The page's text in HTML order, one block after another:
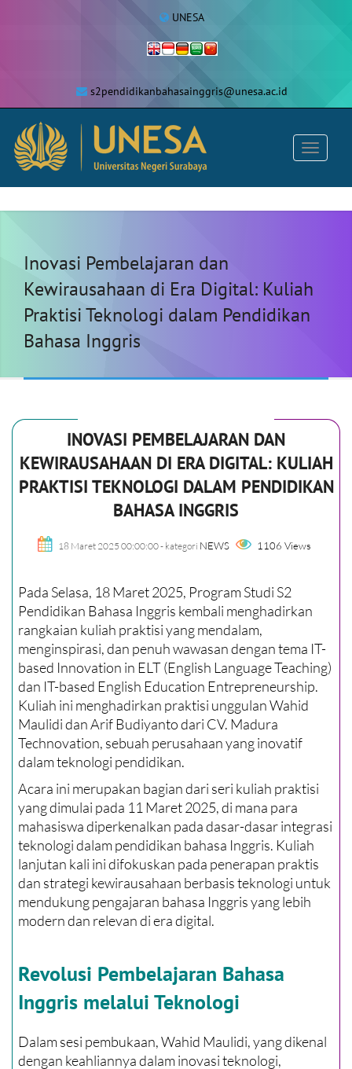
UNESA
s2pendidikanbahasainggris@unesa.ac.id
Inovasi Pembelajaran dan
Kewirausahaan di Era Digital: Kuliah
Praktisi Teknologi dalam Pendidikan
Bahasa Inggris
INOVASI PEMBELAJARAN DAN
KEWIRAUSAHAAN DI ERA DIGITAL: KULIAH
PRAKTISI TEKNOLOGI DALAM PENDIDIKAN
BAHASA INGGRIS
18 Maret 2025 00:00:00- kategori NEWS 1106 Views
Pada Selasa, 18 Maret 2025, Program Studi S2
Pendidikan Bahasa Inggris kembali menghadirkan
rangkaian kuliah praktisi yang mendalam,
menginspirasi, dan penuh wawasan dengan tema IT-
based Innovation in ELT (English Language Teaching)
dan IT-based English Education Entrepreneurship.
Kuliah ini menghadirkan praktisi unggulan Wahid
Maulidi dan Arif Budiyanto dari CV. Madura
Technovation, sebuah perusahaan yang inovatif
dalam teknologi pendidikan.
Acara ini merupakan bagian dari seri kuliah praktisi
yang dimulai pada 11 Maret 2025, di mana para
mahasiswa diperkenalkan pada dasar-dasar integrasi
teknologi dalam pendidikan bahasa Inggris. Kuliah
lanjutan kali ini difokuskan pada penerapan praktis
dan strategi kewirausahaan berbasis teknologi untuk
mendukung pengajaran bahasa Inggris yang lebih
modern dan relevan di era digital.
Revolusi Pembelajaran Bahasa
Inggris melalui Teknologi
Dalam sesi pembukaan, Wahid Maulidi, yang dikenal
dengan keahliannya dalam inovasi teknologi,